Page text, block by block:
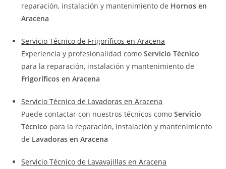
reparación, instalación y mantenimiento de Hornos en
Aracena
Servicio Técnico de Frigoríficos en Aracena
Experiencia y profesionalidad comoServicio Técnico
para la reparación, instalación y mantenimiento de
Frigoríficos en Aracena
Servicio Técnico de Lavadoras en Aracena
Puede contactar con nuestros técnicos comoServicio
Técnico para la reparación, instalación y mantenimiento
de Lavadoras en Aracena
Servicio Técnico de Lavavajillas en Aracena